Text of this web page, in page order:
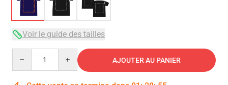
Voir le guide des tailles
AJOUTER AU PANIER